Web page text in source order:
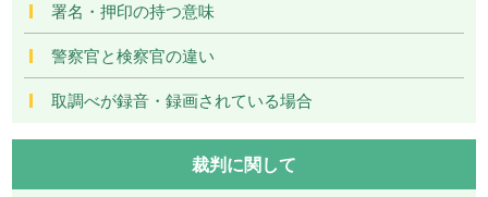
署名・押印の持つ意味
警察官と検察官の違い
取調べが録音・録画されている場合
裁判に関して